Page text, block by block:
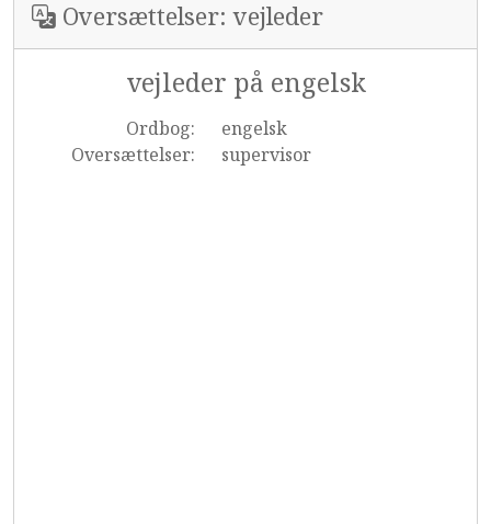
Oversættelser: vejleder
vejleder på engelsk
Ordbog:
engelsk
Oversættelser:
supervisor